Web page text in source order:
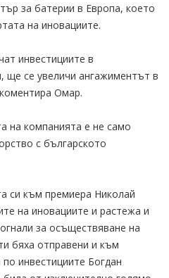
за батерии в Европа, което
на иновациите.
инвестициите в
ще се увеличи ангажиментът в
Омар.
на компанията е не само
с българското
си към премиера Николай
на иновациите и растежа и
за осъществяване на
бяха отправени и към
инвестициите Богдан